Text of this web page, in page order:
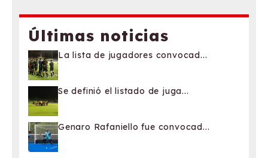
Últimas noticias
La lista de jugadores convocad...
Se definió el listado de juga...
Genaro Rafaniello fue convocad...